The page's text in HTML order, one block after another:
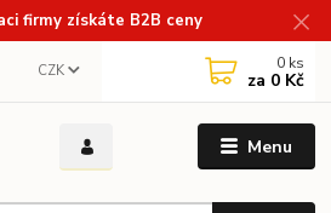
firmy získáte B2B ceny
Menu
CZK 0 ks
za 0 Kč